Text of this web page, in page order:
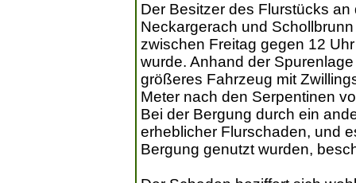
Der Besitzer des Flurstücks
Neckargerach und
zwischen Freitag gegen 12
wurde. Anhand der
größeres Fahrzeug mit
Meter nach den Serpentinen
Bei der Bergung durch ein
erheblicher Flurschaden, und
Bergung genutzt wurden,